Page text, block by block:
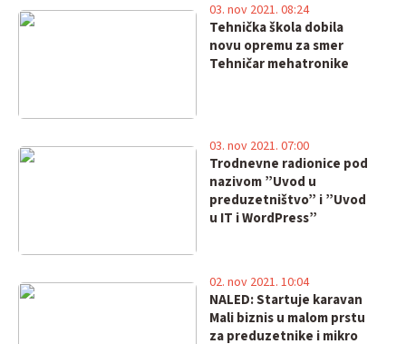
Tehnička škola dobila
novu opremu za smer
Tehničar mehatronike
03. nov 2021. 08:24
Trodnevne radionice pod
nazivom ”Uvod u
preduzetništvo” i ”Uvod
u IT i WordPress”
03. nov 2021. 07:00
NALED: Startuje karavan
Mali biznis u malom prstu
za preduzetnike i mikro
02. nov 2021. 10:04